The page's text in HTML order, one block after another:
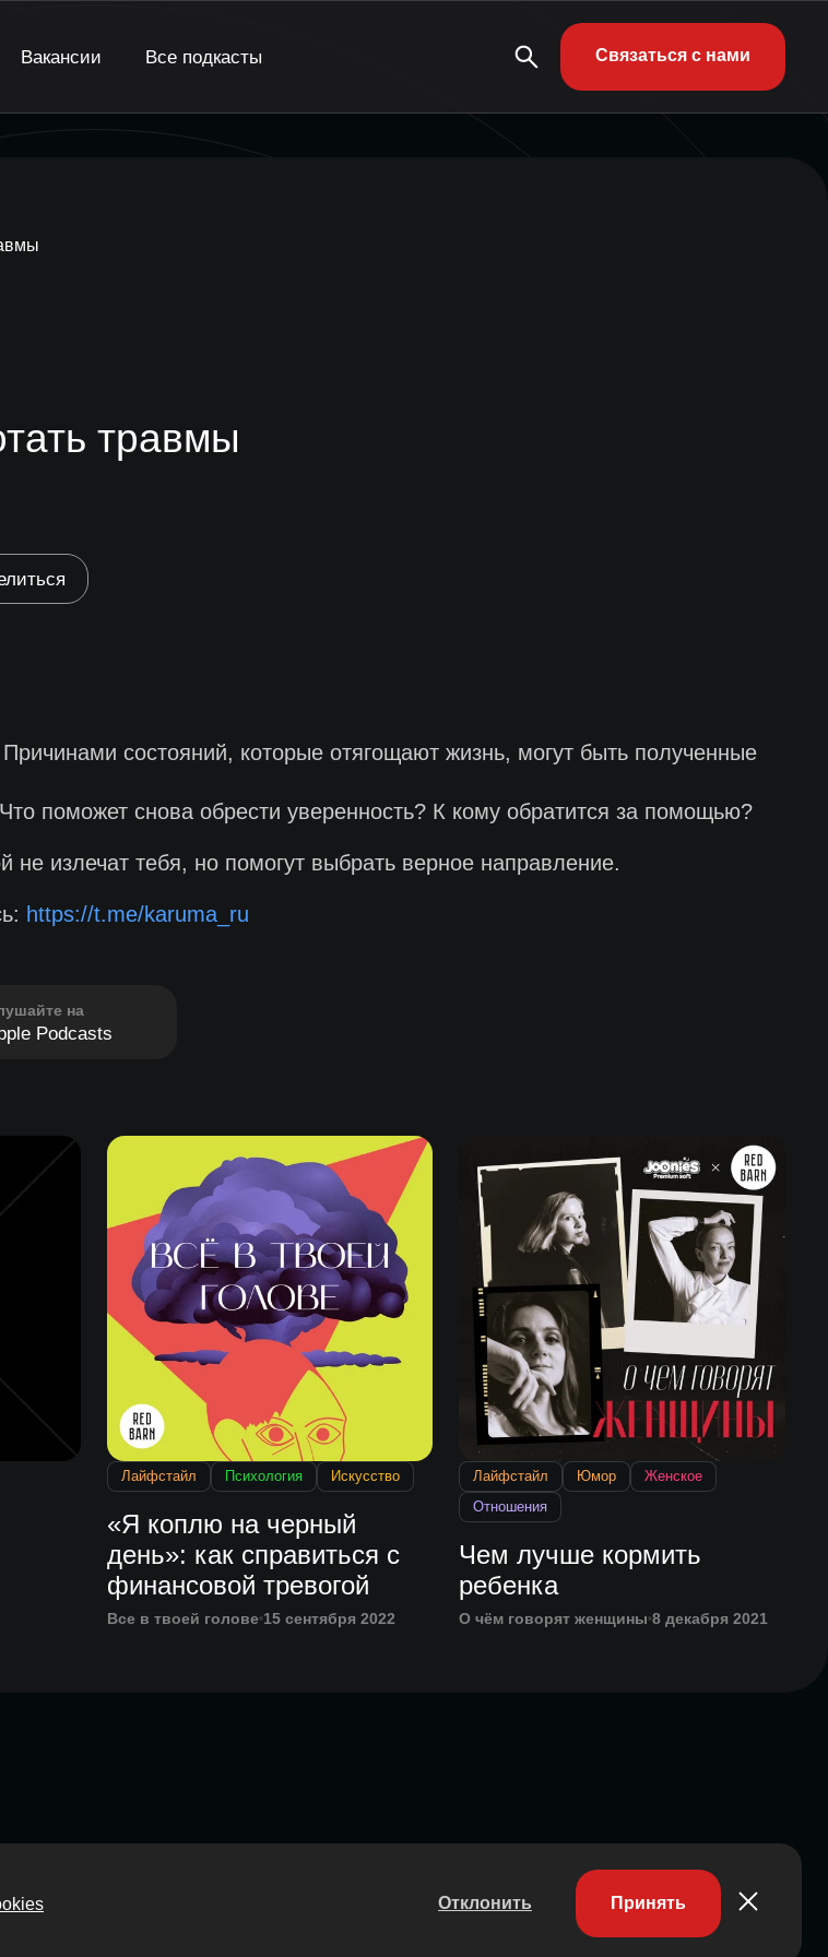
Вакансии Все подкасты Связаться с нами
травмы
состояний, которые отягощают жизнь, могут быть полученные
поможет снова обрести уверенность? К кому обратится за помощью?
излечат тебя, но помогут выбрать верное направление.
https://t.me/karuma_ru
на
Podcasts
Лайфстайл Психология Искусство
«Я коплю на черный
день»: как справиться с
финансовой тревогой
Все в твоей голове 15 сентября 2022
Лайфстайл Юмор
Женское
Отношения
Чем лучше кормить
ребенка
О чём говорят женщины 8 декабря 2021
Отклонить Принять